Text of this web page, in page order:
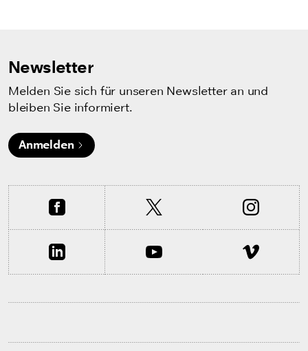
Newsletter
Melden Sie sich für unseren Newsletter an und
bleiben Sie informiert.
Anmelden